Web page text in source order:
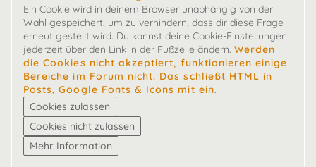
Ein Cookie wird in deinem Browser unabhängig von der
Wahl gespeichert, um zu verhindern, dass dir diese Frage
erneut gestellt wird. Du kannst deine Cookie-Einstellungen
jederzeit über den Link in der Fußzeile ändern. Werden
die Cookies nicht akzeptiert, funktionieren einige
Bereiche im Forum nicht. Das schließt HTML in
Posts, Google Fonts & Icons mit ein.